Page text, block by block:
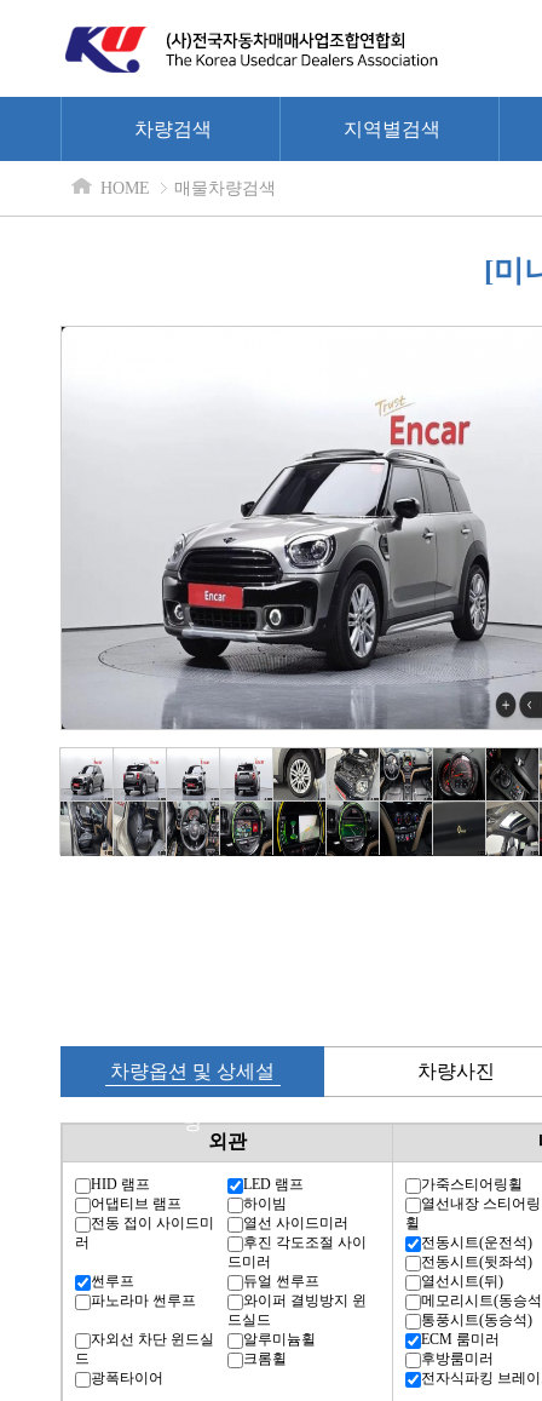
차량검색 지역별검색
HOME 매물차량검색
[미
차량옵션 및 상세설
명
차량사진
외관
HID 램프
LED 램프
어댑티브 램프
하이빔
전동 접이 사이드미
러
열선 사이드미러
후진 각도조절 사이
드미러
썬루프
듀얼 썬루프
파노라마 썬루프
와이퍼 결빙방지 윈
드실드
자외선 차단 윈드실
드
알루미늄휠
크롬휠
광폭타이어
가죽스티어링휠
열선내장 스티어링
휠
전동시트(운전석)
전동시트(뒷좌석)
열선시트(뒤)
메모리시트(동승
통풍시트(동승석)
ECM 룸미러
후방룸미러
전자식파킹 브레